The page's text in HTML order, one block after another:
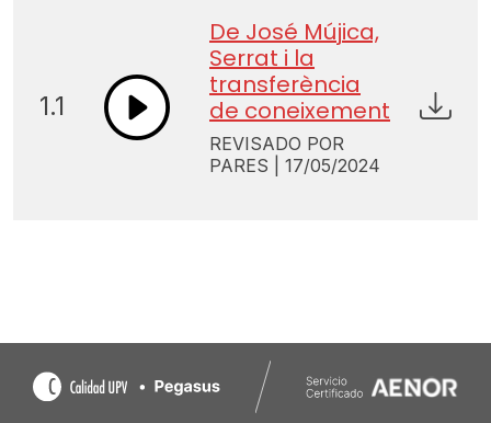
1.1
De José Mújica,
Serrat i la
transferència
de coneixement
REVISADO POR
PARES | 17/05/2024